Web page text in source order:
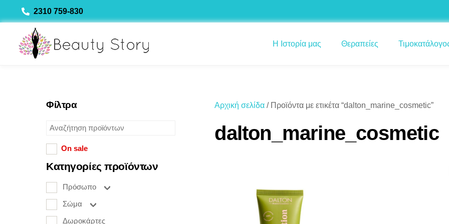
to
2310 759-830
Η Ιστορία μας Θεραπείες
Αρχική σελίδα / Προϊόντα με ετικέτα “dalton_marine_cosmetic”
dalton_marine_cosmetic
Φίλτρα
On sale
Κατηγορίες προϊόντων
Πρόσωπο
Σώμα
Δωροκάρτες